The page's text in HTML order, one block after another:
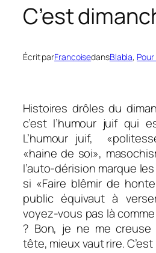
C’est
Écrit parFrancoisedansBlabla,
Histoires drôles du
c’est l’humour juif qui
L’humour juif,
«haine de soi»,
l’auto-dérision marque
si «Faire blêmir de
public équivaut à
voyez-vous pas là
? Bon, je ne me creuse
tête, mieux vaut rire.